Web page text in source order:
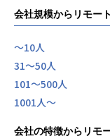
会社規模からリモー
〜10人
31〜50人
101〜500人
1001人〜
会社の特徴からリモ